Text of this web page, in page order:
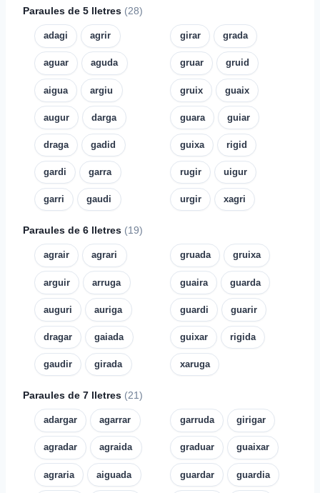
Paraules de 5 lletres (28)
adagi agrir
aguar aguda
aigua argiu
augur darga
draga gadid
gardi garra
garri gaudi
girar grada
gruar gruid
gruix guaix
guara guiar
guixa rigid
rugir uigur
urgir xagri
Paraules de 6 lletres (19)
agrair agrari
arguir arruga
auguri auriga
dragar gaiada
gaudir girada
gruada gruixa
guaira guarda
guardi guarir
guixar rigida
xaruga
Paraules de 7 lletres (21)
adargar agarrar
agradar agraida
agraria aiguada
garruda girigar
graduar guaixar
guardar guardia